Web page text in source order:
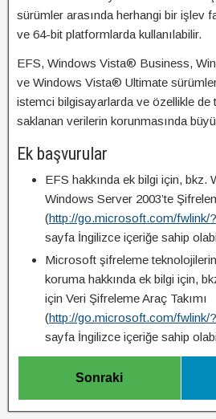
sürümler arasında herhangi bir işlev
ve 64-bit platformlarda kullanılabilir.
EFS, Windows Vista® Business,
ve Windows Vista® Ultimate
istemci bilgisayarlarda ve özellikle de
saklanan verilerin korunmasında
Ek başvurular
EFS hakkında ek bilgi için, bkz.
Windows Server 2003’te
(http://go.microsoft.com/fwlink/
sayfa İngilizce içeriğe sahip
Microsoft şifreleme
koruma hakkında ek bilgi için,
için Veri Şifreleme Araç Takımı
(http://go.microsoft.com/fwlink/
sayfa İngilizce içeriğe sahip
Sonraki